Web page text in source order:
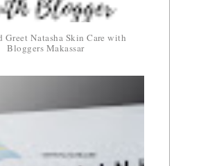
Greet Natasha Skin Care with
Bloggers Makassar